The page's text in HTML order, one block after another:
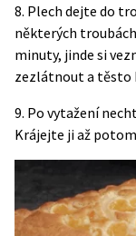
8. Plech dejte do
některých
minuty, jinde si
zezlátnout a těsto
9. Po vytažení
Krájejte ji až